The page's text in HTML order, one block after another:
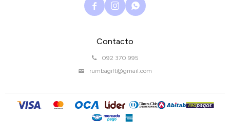
Contacto
092 370 995
rumbagift@gmail.com
  